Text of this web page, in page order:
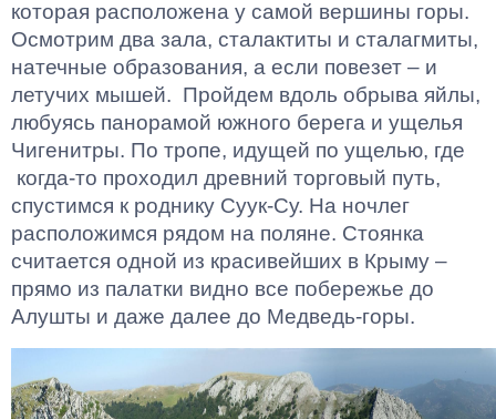
которая расположена у самой вершины горы.
Осмотрим два зала, сталактиты и сталагмиты,
натечные образования, а если повезет – и
летучих мышей. Пройдем вдоль обрыва яйлы,
любуясь панорамой южного берега и ущелья
Чигенитры. По тропе, идущей по ущелью, где
когда-то проходил древний торговый путь,
спустимся к роднику Суук-Су. На ночлег
расположимся рядом на поляне. Стоянка
считается одной из красивейших в Крыму –
прямо из палатки видно все побережье до
Алушты и даже далее до Медведь-горы.